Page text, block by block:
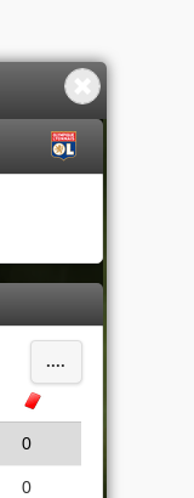
....
kort
0
0